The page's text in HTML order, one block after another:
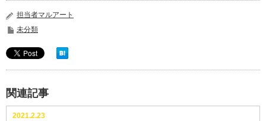
担当者マルアート
未分類
関連記事
2021.2.23